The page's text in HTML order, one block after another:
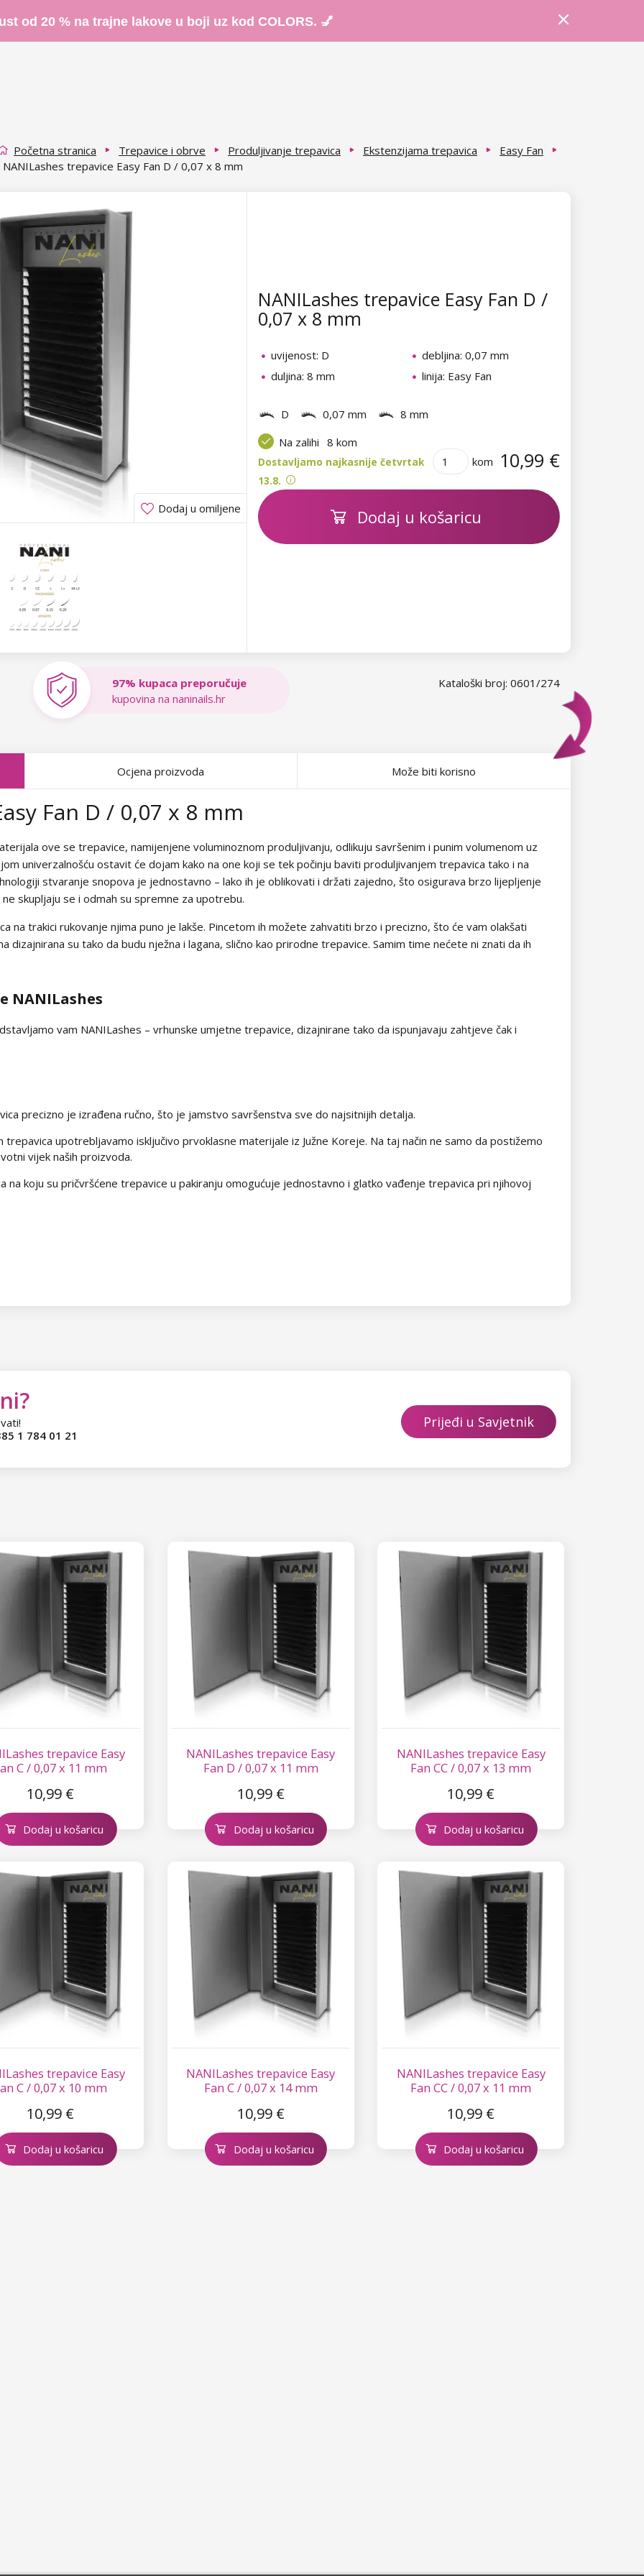
od 20 % na trajne lakove u boji uz kod COLORS. 💅
Početna stranica Trepavice i obrve Produljivanje trepavica Ekstenzijama trepavica
Easy Fan
NANILashes trepavice Easy Fan D / 0,07 x 8 mm
Dodaj u omiljene
NANILashes trepavice Easy Fan D /
0,07 x 8 mm
uvijenost: D
debljina: 0,07 mm
duljina: 8 mm
linija: Easy Fan
D 0,07 mm
8 mm
Na zalihi 8 kom
Dostavljamo najkasnije četvrtak
13.8.
kom 10,99 €
Dodaj u košaricu
Kataloški broj: 0601/274
97% kupaca preporučuje
kupovina na naninails.hr
Fan D / 0,07 x 8 mm
ove se trepavice, namijenjene voluminoznom produljivanju, odlikuju savršenim i punim volumenom uz
univerzalnošću ostavit će dojam kako na one koji se tek počinju baviti produljivanjem trepavica tako i na
stvaranje snopova je jednostavno – lako ih je oblikovati i držati zajedno, što osigurava brzo lijepljenje
skupljaju se i odmah su spremne za upotrebu.
na trakici rukovanje njima puno je lakše. Pincetom ih možete zahvatiti brzo i precizno, što će vam olakšati
dizajnirana su tako da budu nježna i lagana, slično kao prirodne trepavice. Samim time nećete ni znati da ih
NANILashes
vam NANILashes – vrhunske umjetne trepavice, dizajnirane tako da ispunjavaju zahtjeve čak i
precizno je izrađena ručno, što je jamstvo savršenstva sve do najsitnijih detalja.
trepavica upotrebljavamo isključivo prvoklasne materijale iz Južne Koreje. Na taj način ne samo da postižemo
vijek naših proizvoda.
na koju su pričvršćene trepavice u pakiranju omogućuje jednostavno i glatko vađenje trepavica pri njihovoj
Ocjena proizvoda Može biti korisno
1 784 01 21
Prijeđi u Savjetnik
trepavice Easy
C / 0,07 x 11 mm
10,99 €
Dodaj u košaricu
NANILashes trepavice Easy
Fan D / 0,07 x 11 mm
10,99 €
Dodaj u košaricu
NANILashes trepavice Easy
Fan CC / 0,07 x 13 mm
10,99 €
Dodaj u košaricu
trepavice Easy
C / 0,07 x 10 mm
10,99 €
Dodaj u košaricu
NANILashes trepavice Easy
Fan C / 0,07 x 14 mm
10,99 €
Dodaj u košaricu
NANILashes trepavice Easy
Fan CC / 0,07 x 11 mm
10,99 €
Dodaj u košaricu